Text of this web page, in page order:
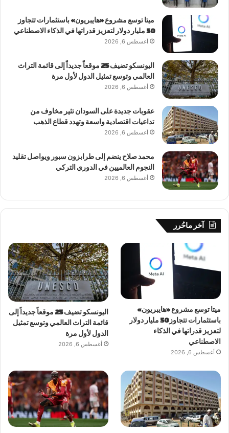
ميتا توسع مشروع «هايبريون» باستثمارات تتجاوز
50 مليار دولار لتعزيز قدراتها في الذكاء الاصطناعي
أغسطس 6, 2026
اليونسكو تضيف 25 موقعاً جديداً إلى قائمة التراث
العالمي وتوسع تمثيل الدول لأول مرة
أغسطس 6, 2026
عقوبات جديدة على السودان تثير مخاوف من
تداعيات اقتصادية واسعة وتهدد قطاع الذهب
أغسطس 6, 2026
محمد صلاح ينضم إلى طرابزون سبور ويواصل تقليد
النجوم العالميين في الدوري التركي
أغسطس 6, 2026
آخر ماحُرر
ميتا توسع مشروع «هايبريون»
باستثمارات تتجاوز 50 مليار دولار
لتعزيز قدراتها في الذكاء
الاصطناعي
أغسطس 6, 2026
اليونسكو تضيف 25 موقعاً جديداً إلى
قائمة التراث العالمي وتوسع تمثيل
الدول لأول مرة
أغسطس 6, 2026